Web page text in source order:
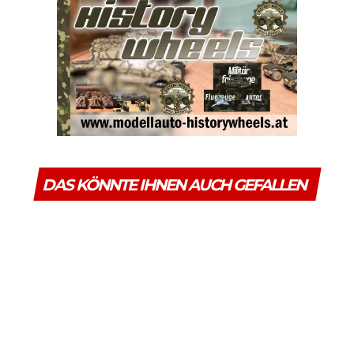
DAS KÖNNTE IHNEN AUCH GEFALLEN